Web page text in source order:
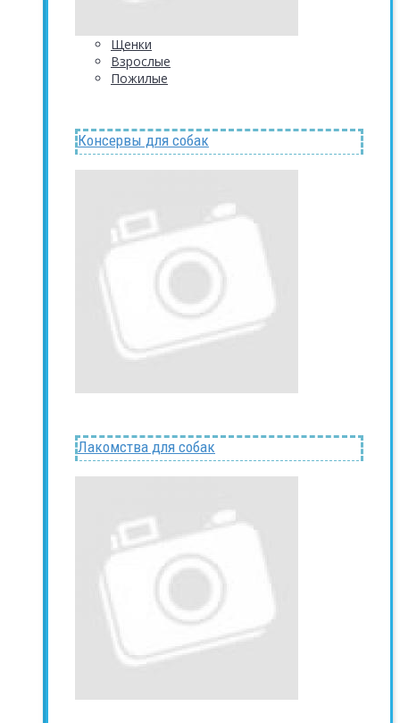
Щенки
Взрослые
Пожилые
Консервы для собак
Лакомства для собак